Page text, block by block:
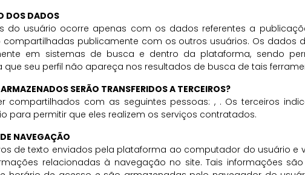
DOS DADOS
do usuário ocorre apenas com os dados referentes a
publicamente com os outros usuários. Os dados
em sistemas de busca e dentro da plataforma, sendo
seu perfil não apareça nos resultados de busca de tais
SERÃO TRANSFERIDOS A TERCEIROS?
compartilhados com as seguintes pessoas: , . Os terceiros
para permitir que eles realizem os serviços contratados.
NAVEGAÇÃO
de texto enviados pela plataforma ao computador do usuário e
relacionadas à navegação no site. Tais informações